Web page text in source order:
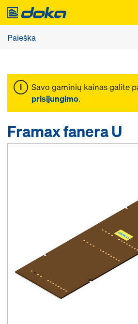
Savo gaminių kainas galite
prisijungimo.
Framax fanera U